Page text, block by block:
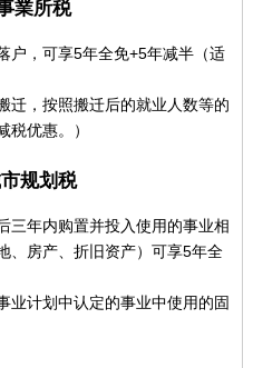
業所税
户，可享5年全免+5年减半（适
迁，按照搬迁后的就业人数等的
税优惠。）
规划税
三年内购置并投入使用的事业相
、房产、折旧资产）可享5年全
业计划中认定的事业中使用的固